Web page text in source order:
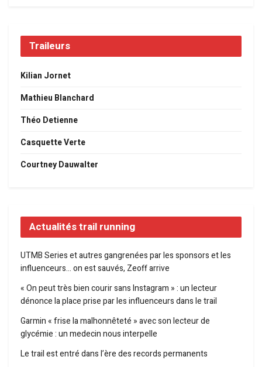
Traileurs
Kilian Jornet
Mathieu Blanchard
Théo Detienne
Casquette Verte
Courtney Dauwalter
Actualités trail running
UTMB Series et autres gangrenées par les sponsors et les
influenceurs… on est sauvés, Zeoff arrive
« On peut très bien courir sans Instagram » : un lecteur
dénonce la place prise par les influenceurs dans le trail
Garmin « frise la malhonnêteté » avec son lecteur de
glycémie : un medecin nous interpelle
Le trail est entré dans l’ère des records permanents